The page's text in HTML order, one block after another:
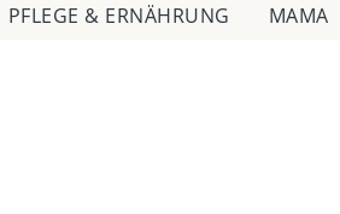
PFLEGE & ERNÄHRUNG MAMA